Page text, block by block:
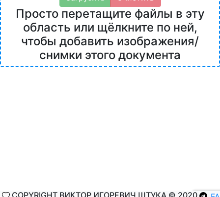
Просто перетащите файлы в эту
область или щёлкните по ней,
чтобы добавить изображения/
снимки этого документа
COPYRIGHT ВИКТОР ИГОРЕВИЧ ШТУКА © 2020